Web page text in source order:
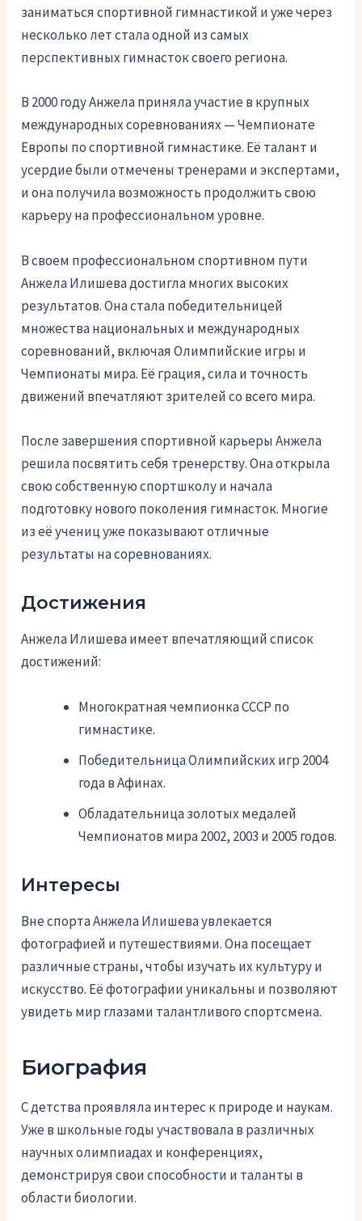
заниматься спортивной гимнастикой и уже через
несколько лет стала одной из самых
перспективных гимнасток своего региона.
В 2000 году Анжела приняла участие в крупных
международных соревнованиях — Чемпионате
Европы по спортивной гимнастике. Её талант и
усердие были отмечены тренерами и экспертами,
и она получила возможность продолжить свою
карьеру на профессиональном уровне.
В своем профессиональном спортивном пути
Анжела Илишева достигла многих высоких
результатов. Она стала победительницей
множества национальных и международных
соревнований, включая Олимпийские игры и
Чемпионаты мира. Её грация, сила и точность
движений впечатляют зрителей со всего мира.
После завершения спортивной карьеры Анжела
решила посвятить себя тренерству. Она открыла
свою собственную спортшколу и начала
подготовку нового поколения гимнасток. Многие
из её учениц уже показывают отличные
результаты на соревнованиях.
Достижения
Анжела Илишева имеет впечатляющий список
достижений:
Многократная чемпионка СССР по
гимнастике.
Победительница Олимпийских игр 2004
года в Афинах.
Обладательница золотых медалей
Чемпионатов мира 2002, 2003 и 2005 годов.
Интересы
Вне спорта Анжела Илишева увлекается
фотографией и путешествиями. Она посещает
различные страны, чтобы изучать их культуру и
искусство. Её фотографии уникальны и позволяют
увидеть мир глазами талантливого спортсмена.
Биография
С детства проявляла интерес к природе и наукам.
Уже в школьные годы участвовала в различных
научных олимпиадах и конференциях,
демонстрируя свои способности и таланты в
области биологии.